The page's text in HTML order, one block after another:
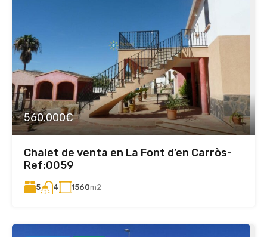
560.000€
Chalet de venta en La Font d’en Carròs-
Ref:0059
5 4 1560m2